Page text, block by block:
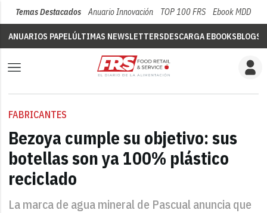
Temas Destacados Anuario Innovación TOP 100 FRS Ebook MDD
ANUARIOS PAPELÚLTIMAS NEWSLETTERSDESCARGA EBOOKSBLOGS
FABRICANTES
Bezoya cumple su objetivo: sus
botellas son ya 100% plástico
reciclado
La marca de agua mineral de Pascual anuncia que